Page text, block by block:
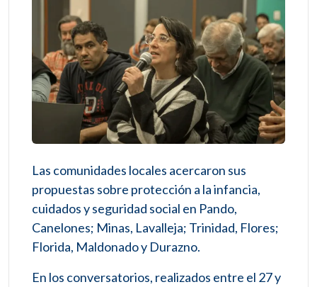
Las comunidades locales acercaron sus
propuestas sobre protección a la infancia,
cuidados y seguridad social en Pando,
Canelones; Minas, Lavalleja; Trinidad, Flores;
Florida, Maldonado y Durazno.
En los conversatorios, realizados entre el 27 y